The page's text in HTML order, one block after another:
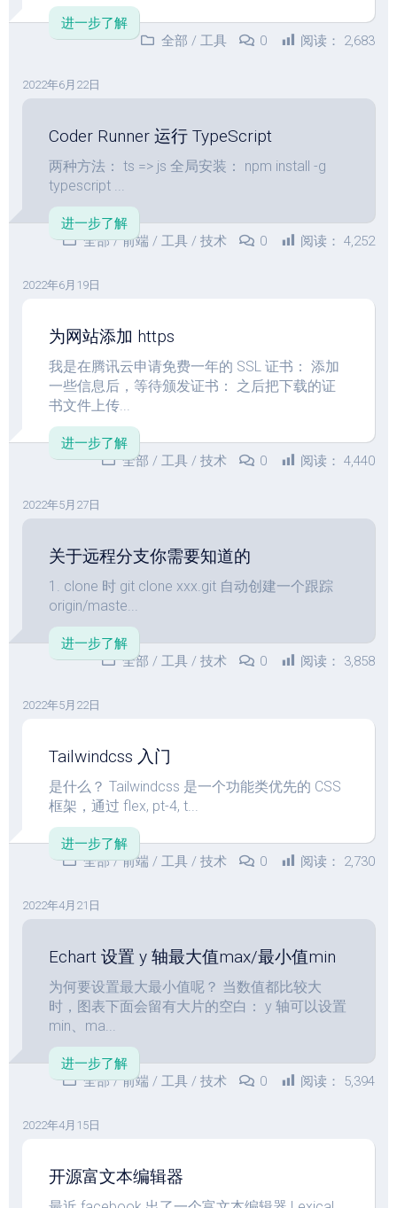
进一步了解
全部 / 工具 0 阅读： 2,683
2022年6月22日
Coder Runner 运行 TypeScript
两种方法： ts => js 全局安装： npm install -g
typescript ...
进一步了解
全部/前端 / 工具 / 技术 0 阅读： 4,252
2022年6月19日
为网站添加 https
我是在腾讯云申请免费一年的 SSL 证书： 添加
一些信息后，等待颁发证书： 之后把下载的证
书文件上传...
进一步了解
全部 / 工具 / 技术 0 阅读： 4,440
2022年5月27日
关于远程分支你需要知道的
1. clone 时 git clone xxx.git 自动创建一个跟踪
origin/maste...
进一步了解
全部 / 工具 / 技术 0 阅读： 3,858
2022年5月22日
Tailwindcss 入门
是什么？ Tailwindcss 是一个功能类优先的 CSS
框架，通过 flex, pt-4, t...
进一步了解
全部/前端 / 工具 / 技术 0 阅读： 2,730
2022年4月21日
Echart 设置 y 轴最大值max/最小值min
为何要设置最大最小值呢？ 当数值都比较大
时，图表下面会留有大片的空白： y 轴可以设置
min、ma...
进一步了解
全部/前端 / 工具 / 技术 0 阅读： 5,394
2022年4月15日
开源富文本编辑器